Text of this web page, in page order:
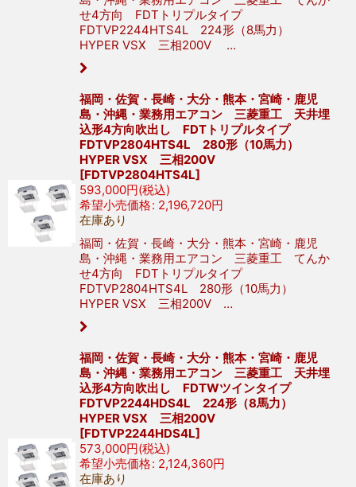
せ4方向 FDTトリプルタイプ
FDTVP2244HTS4L 224形（8馬力）
HYPER VSX 三相200V …
福岡・佐賀・長崎・大分・熊本・宮崎・鹿児
島・沖縄・業務用エアコン 三菱重工 天井埋
込形4方向吹出し FDTトリプルタイプ
FDTVP2804HTS4L 280形（10馬力）
HYPER VSX 三相200V
[FDTVP2804HTS4L]
593,000円(税込)
希望小売価格: 2,196,720円
在庫あり
福岡・佐賀・長崎・大分・熊本・宮崎・鹿児
島・沖縄・業務用エアコン 三菱重工 てんか
せ4方向 FDTトリプルタイプ
FDTVP2804HTS4L 280形（10馬力）
HYPER VSX 三相200V …
福岡・佐賀・長崎・大分・熊本・宮崎・鹿児
島・沖縄・業務用エアコン 三菱重工 天井埋
込形4方向吹出し FDTWツインタイプ
FDTVP2244HDS4L 224形（8馬力）
HYPER VSX 三相200V
[FDTVP2244HDS4L]
573,000円(税込)
希望小売価格: 2,124,360円
在庫あり